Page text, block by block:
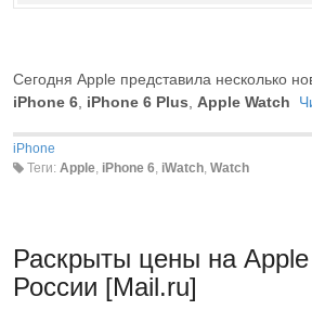
Сегодня Apple представила несколько
iPhone 6 iPhone 6 Plus Apple Watch
iPhone
Теги: Apple, iPhone 6, iWatch, Watch
Раскрыты цены на
России [Mail.ru]